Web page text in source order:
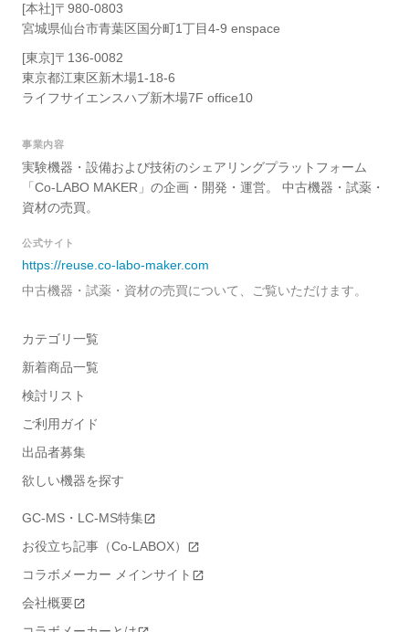
[本社]〒980-0803
宮城県仙台市青葉区国分町1丁目4-9 enspace
[東京]〒136-0082
東京都江東区新木場1-18-6
ライフサイエンスハブ新木場7F office10
事業内容
実験機器・設備および技術のシェアリングプラットフォーム
「Co-LABO MAKER」の企画・開発・運営。 中古機器・試薬・
資材の売買。
公式サイト
https://reuse.co-labo-maker.com
中古機器・試薬・資材の売買について、ご覧いただけます。
カテゴリ一覧
新着商品一覧
検討リスト
ご利用ガイド
出品者募集
欲しい機器を探す
GC-MS・LC-MS特集
お役立ち記事（Co-LABOX）
コラボメーカー メインサイト
会社概要